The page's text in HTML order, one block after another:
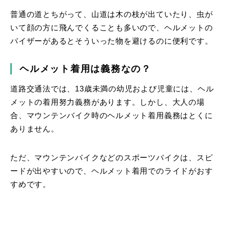
普通の道とちがって、山道は木の枝が出ていたり、虫が
いて顔の方に飛んでくることも多いので、ヘルメットの
バイザーがあるとそういった物を避けるのに便利です。
ヘルメット着用は義務なの？
道路交通法では、13歳未満の幼児および児童には、ヘル
メットの着用努力義務があります。しかし、大人の場
合、マウンテンバイク時のヘルメット着用義務はとくに
ありません。
ただ、マウンテンバイクなどのスポーツバイクは、スピ
ードが出やすいので、ヘルメット着用でのライドがおす
すめです。